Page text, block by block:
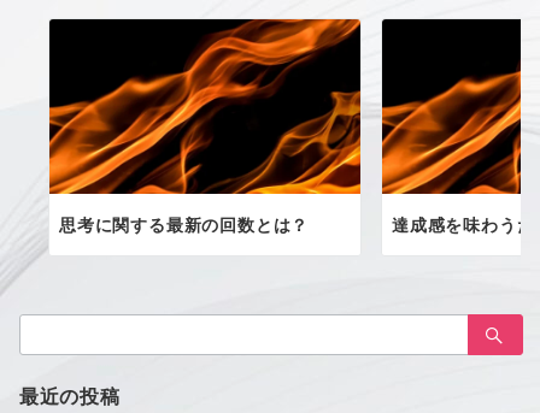
思考に関する最新の回数とは？ 達成感を味わうた
索：
最近の投稿